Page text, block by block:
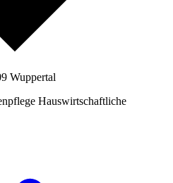
Wuppertal
Hauswirtschaftliche